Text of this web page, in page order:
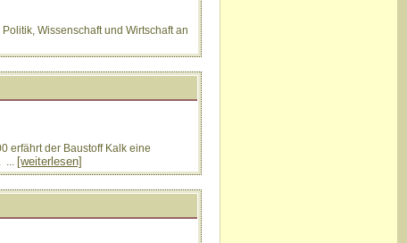
Wissenschaft und Wirtschaft an
erfährt der Baustoff Kalk eine
... [weiterlesen]